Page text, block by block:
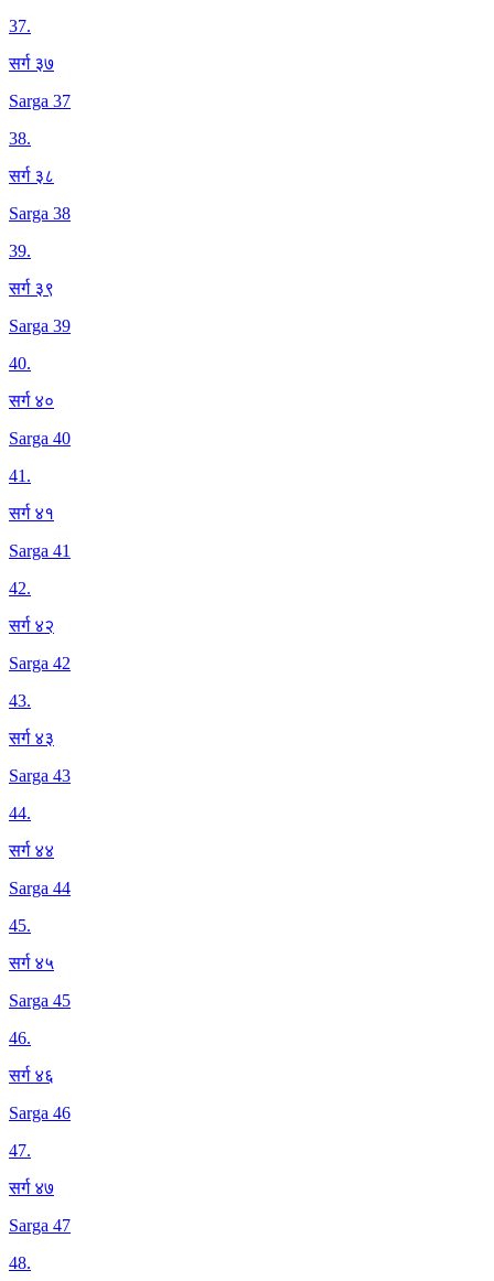
37.
सर्ग ३७
Sarga 37
38.
सर्ग ३८
Sarga 38
39.
सर्ग ३९
Sarga 39
40.
सर्ग ४०
Sarga 40
41.
सर्ग ४१
Sarga 41
42.
सर्ग ४२
Sarga 42
43.
सर्ग ४३
Sarga 43
44.
सर्ग ४४
Sarga 44
45.
सर्ग ४५
Sarga 45
46.
सर्ग ४६
Sarga 46
47.
सर्ग ४७
Sarga 47
48.